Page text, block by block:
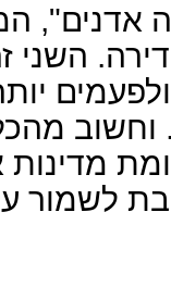
אדנים",
השני
מדינות
לשמור